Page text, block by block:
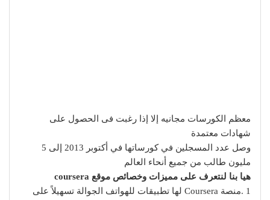
معظم الكورسات مجانيه إلا إذا رغبت فى الحصول على
شهادات معتمدة
وصل عدد المسجلين في كورساتها في أكتوبر 2013 إلى 5
مليون طالب من جميع أنحاء العالم
هيا بنا لنتعرف على مميزات وخصائص موقع coursera
1 .منصة Coursera لها تطبيقات للهواتف الجوالة تسهيلاً على